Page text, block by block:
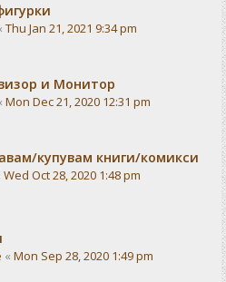
Thu Jan 21, 2021 9:34 pm
и Монитор
Mon Dec 21, 2020 12:31 pm
купувам книги/комикси
Wed Oct 28, 2020 1:48 pm
« Mon Sep 28, 2020 1:49 pm